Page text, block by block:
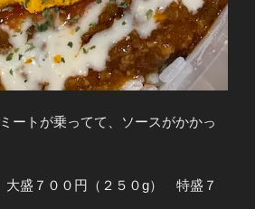
ートが乗ってて、ソースがかかっ
盛７００円（２５０g） 特盛７